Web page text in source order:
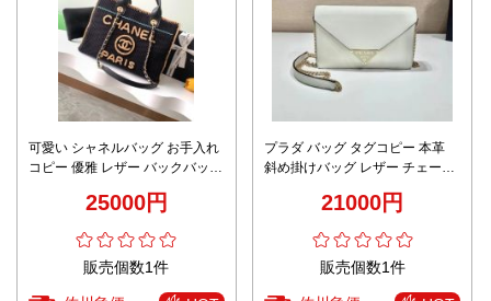
可愛い シャネルバッグ お手入れ
コピー 優雅 レザー バックバッグ
25000円
販売個数1件
プラダ バッグ タグコピー 本革
斜め掛けバッグ レザー チェーン
21000円
販売個数1件